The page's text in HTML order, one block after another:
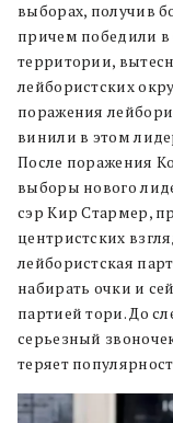
выборах, получив
причем победили
территории,
лейбористских
поражения
винили в этом
После поражения
выборы нового
сэр Кир Стармер,
центристских
лейбористская
набирать очки и
партией тори. До
серьезный
теряет